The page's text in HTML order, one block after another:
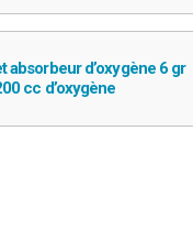
absorbeur d’oxygène 6 gr
cc d’oxygène